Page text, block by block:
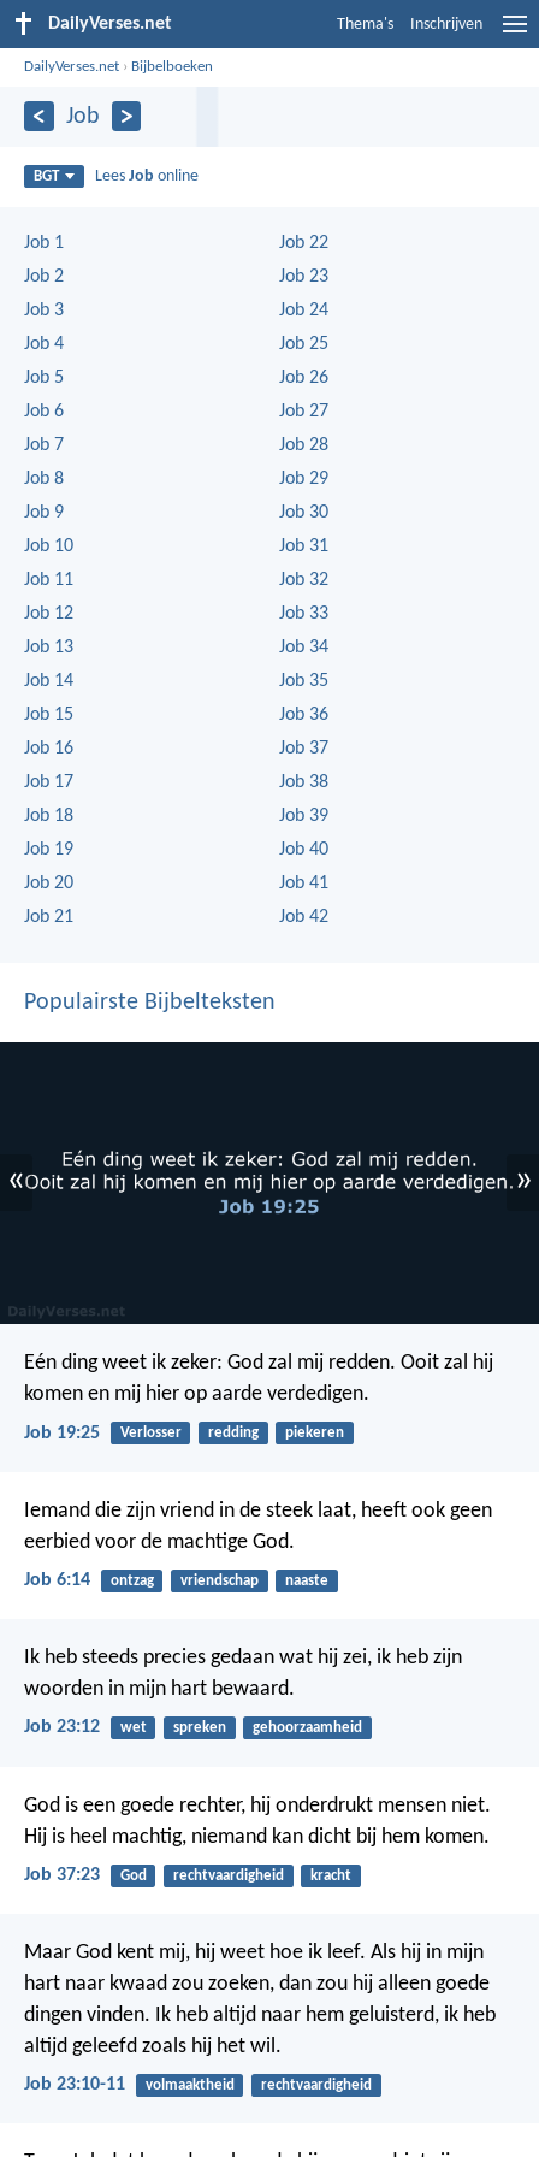
DailyVerses.net Thema's Inschrijven
DailyVerses.net › Bijbelboeken
Job
BGT LeesJob online
Job 1
Job 2
Job 3
Job 4
Job 5
Job 6
Job 7
Job 8
Job 9
Job 10
Job 11
Job 12
Job 13
Job 14
Job 15
Job 16
Job 17
Job 18
Job 19
Job 20
Job 21
Job 22
Job 23
Job 24
Job 25
Job 26
Job 27
Job 28
Job 29
Job 30
Job 31
Job 32
Job 33
Job 34
Job 35
Job 36
Job 37
Job 38
Job 39
Job 40
Job 41
Job 42
Populairste Bijbelteksten
« »
Eén ding weet ik zeker: God zal mij redden. Ooit zal hij
komen en mij hier op aarde verdedigen.
Job 19:25 Verlosser redding piekeren
Iemand die zijn vriend in de steek laat, heeft ook geen
eerbied voor de machtige God.
Job 6:14 ontzag vriendschap naaste
Ik heb steeds precies gedaan wat hij zei, ik heb zijn
woorden in mijn hart bewaard.
Job 23:12 wet spreken gehoorzaamheid
God is een goede rechter, hij onderdrukt mensen niet.
Hij is heel machtig, niemand kan dicht bij hem komen.
Job 37:23 God rechtvaardigheid kracht
Maar God kent mij, hij weet hoe ik leef. Als hij in mijn
hart naar kwaad zou zoeken, dan zou hij alleen goede
dingen vinden. Ik heb altijd naar hem geluisterd, ik heb
altijd geleefd zoals hij het wil.
Job 23:10-11 volmaaktheid rechtvaardigheid